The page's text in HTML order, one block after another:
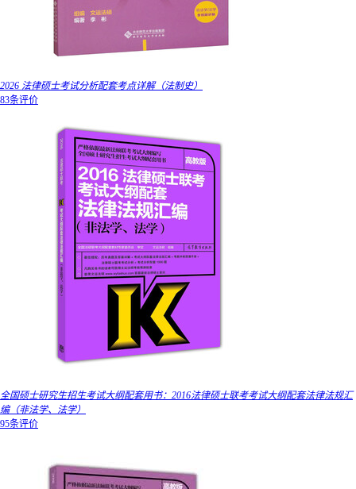
2026 法律硕士考试分析配套考点详解（法制史）
83条评价
全国硕士研究生招生考试大纲配套用书：2016法律硕士联考考试大纲配套法律法规汇
编（非法学、法学）
95条评价